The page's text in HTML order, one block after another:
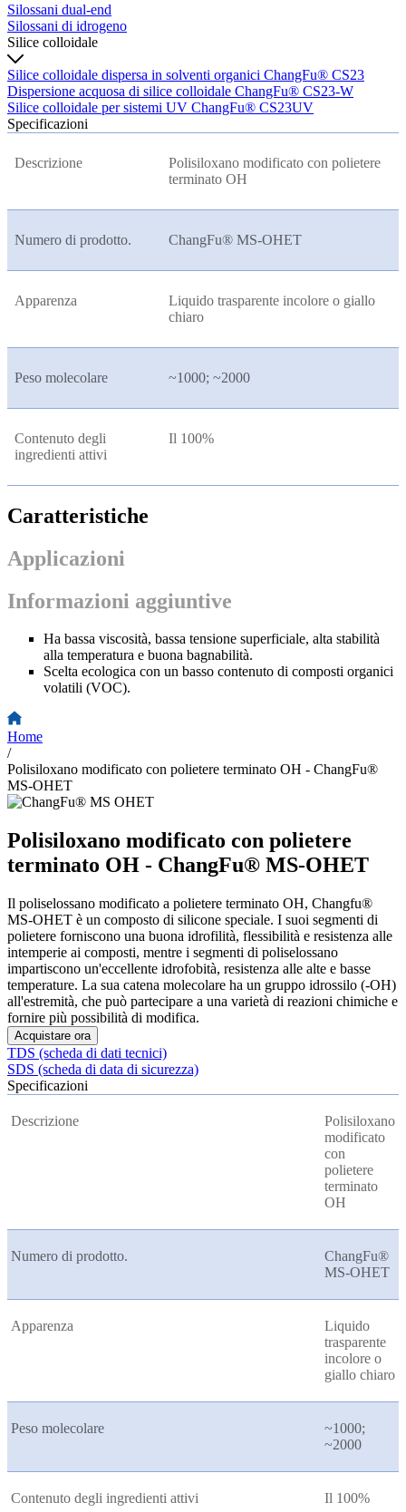
Silossani dual-end
Silossani di idrogeno
Silice colloidale
Silice colloidale dispersa in solventi organici ChangFu® CS23
Dispersione acquosa di silice colloidale ChangFu® CS23-W
Silice colloidale per sistemi UV ChangFu® CS23UV
Specificazioni
Descrizione
Polisiloxano modificato con polietere
terminato OH
Numero di prodotto. ChangFu® MS-OHET
Apparenza
Liquido trasparente incolore o giallo
chiaro
Peso molecolare ~1000; ~2000
Contenuto degli
ingredienti attivi
Il 100%
Caratteristiche
Applicazioni
Informazioni aggiuntive
Ha bassa viscosità, bassa tensione superficiale, alta stabilità
alla temperatura e buona bagnabilità.
Scelta ecologica con un basso contenuto di composti organici
volatili (VOC).
Home
/
Polisiloxano modificato con polietere terminato OH - ChangFu®
MS-OHET
Polisiloxano modificato con polietere
terminato OH - ChangFu® MS-OHET
Il poliselossano modificato a polietere terminato OH, Changfu®
MS-OHET è un composto di silicone speciale. I suoi segmenti di
polietere forniscono una buona idrofilità, flessibilità e resistenza alle
intemperie ai composti, mentre i segmenti di poliselossano
impartiscono un'eccellente idrofobità, resistenza alle alte e basse
temperature. La sua catena molecolare ha un gruppo idrossilo (-OH)
all'estremità, che può partecipare a una varietà di reazioni chimiche e
fornire più possibilità di modifica.
Acquistare ora
TDS (scheda di dati tecnici)
SDS (scheda di data di sicurezza)
Specificazioni
Descrizione
Polisiloxano
modificato
con
polietere
terminato
OH
Numero di prodotto.
ChangFu®
MS-OHET
Apparenza
Liquido
trasparente
incolore o
giallo chiaro
Peso molecolare
~1000;
~2000
Contenuto degli ingredienti attivi Il 100%